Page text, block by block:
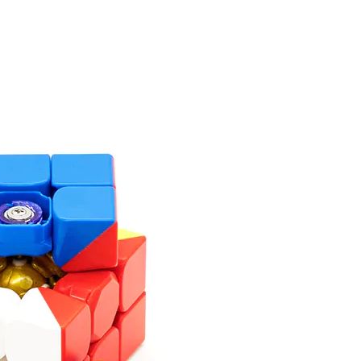
детям, необычные подарки мужчине
8 марта.